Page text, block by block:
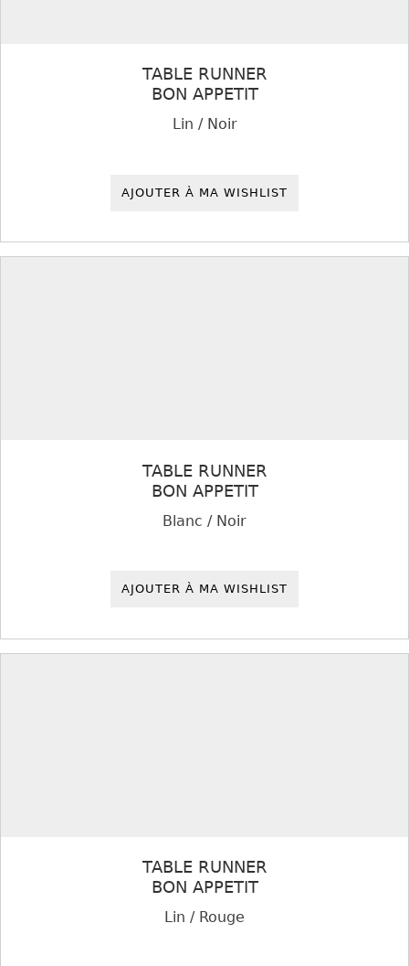
TABLE RUNNER
BON APPETIT
Lin / Noir
AJOUTER À MA WISHLIST
TABLE RUNNER
BON APPETIT
Blanc / Noir
AJOUTER À MA WISHLIST
TABLE RUNNER
BON APPETIT
Lin / Rouge